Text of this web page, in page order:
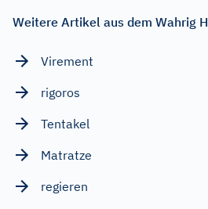
Weitere Artikel aus dem Wahrig
Virement
rigoros
Tentakel
Matratze
regieren